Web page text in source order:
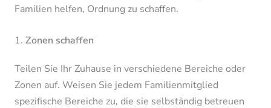
Familien helfen, Ordnung zu schaffen.
1. Zonen schaffen
Teilen Sie Ihr Zuhause in verschiedene Bereiche oder
Zonen auf. Weisen Sie jedem Familienmitglied
spezifische Bereiche zu, die sie selbständig betreuen